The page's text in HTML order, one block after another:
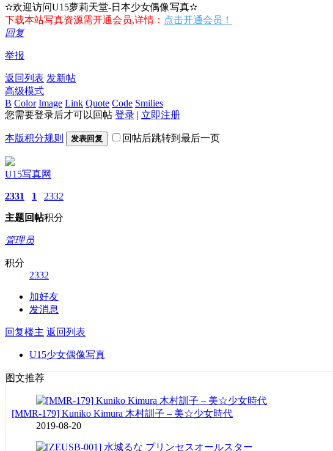
✫欢迎访问U15萝莉天堂-日本少女偶像写真✫
下载本站写真资源需开通会员,详情： 点击开通会员！
回复
举报
返回列表 发新帖
高级模式
B Color Image Link Quote Code Smilies
您需要登录后才可以回帖 登录 | 立即注册
本版积分规则 发表回复 回帖后跳转到最后一页
U15写真网
2331
主题
1
回帖
2332
积分
管理员
积分
2332
加好友
发消息
回复楼主 返回列表
U15少女偶像写真
图文推荐
[MMR-179] Kuniko Kimura 木村訓子 – 美☆少女時代
2019-08-20